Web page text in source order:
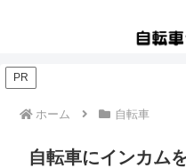
PR
ホーム 自転車
自転車にインカム